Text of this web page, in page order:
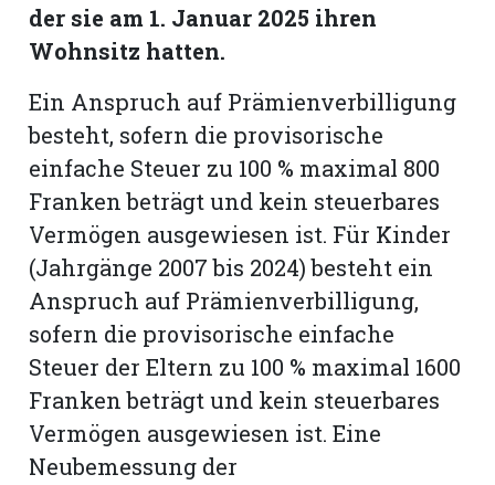
der sie am 1. Januar 2025 ihren
Wohnsitz hatten.
Ein Anspruch auf Prämienverbilligung
besteht, sofern die provisorische
einfache Steuer zu 100 % maximal 800
Franken beträgt und kein steuerbares
Vermögen ausgewiesen ist. Für Kinder
(Jahrgänge 2007 bis 2024) besteht ein
Anspruch auf Prämienverbilligung,
sofern die provisorische einfache
Steuer der Eltern zu 100 % maximal 1600
Franken beträgt und kein steuerbares
Vermögen ausgewiesen ist. Eine
Neubemessung der